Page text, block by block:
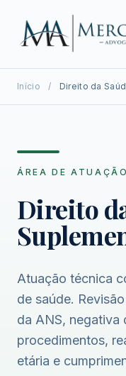
Início / Direito da
ÁREA DE ATUAÇÃO
Direito
Atuação técnica
de saúde.
da ANS, negativa
procedimentos,
etária e